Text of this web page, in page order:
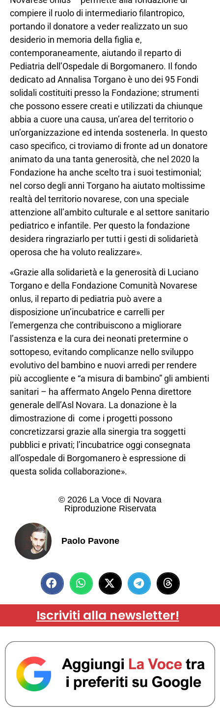
compiere il ruolo di intermediario filantropico,
portando il donatore a veder realizzato un suo
desiderio in memoria della figlia e,
contemporaneamente, aiutando il reparto di
Pediatria dell’Ospedale di Borgomanero. Il fondo
dedicato ad Annalisa Torgano è uno dei 95 Fondi
solidali costituiti presso la Fondazione; strumenti
che possono essere creati e utilizzati da chiunque
abbia a cuore una causa, un’area del territorio o
un’organizzazione ed intenda sostenerla. In questo
caso specifico, ci troviamo di fronte ad un donatore
animato da una tanta generosità, che nel 2020 la
Fondazione ha anche scelto tra i suoi testimonial;
nel corso degli anni Torgano ha aiutato moltissime
realtà del territorio novarese, con una speciale
attenzione all’ambito culturale e al settore sanitario
pediatrico e infantile. Per questo la fondazione
desidera ringraziarlo per tutti i gesti di solidarietà
operosa che ha voluto realizzare».
«Grazie alla solidarietà e la generosità di Luciano
Torgano e della Fondazione Comunità Novarese
onlus, il reparto di pediatria può avere a
disposizione un’incubatrice e carrelli per
l’emergenza che contribuiscono a migliorare
l’assistenza e la cura dei neonati pretermine o
sottopeso, evitando complicanze nello sviluppo
evolutivo del bambino e nuovi arredi per rendere
più accogliente e “a misura di bambino” gli ambienti
sanitari – ha affermato Angelo Penna direttore
generale dell’Asl Novara. La donazione è la
dimostrazione di come i progetti possono
concretizzarsi grazie alla sinergia tra soggetti
pubblici e privati; l’incubatrice oggi consegnata
all’ospedale di Borgomanero è espressione di
questa solida collaborazione».
© 2026 La Voce di Novara
Riproduzione Riservata
Paolo Pavone
Iscriviti alla newsletter!